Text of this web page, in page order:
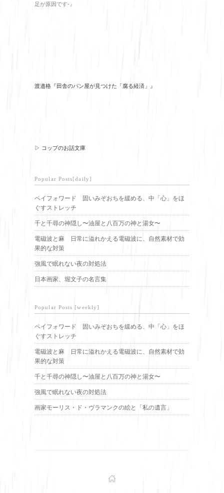
足が原因です-』
渡邉格『田舎のパン屋が見つけた「腐る経済」』
▷ コップのお話文庫
Popular Posts[daily]
ペイフォワード 固いみぞおちを緩める、中「心」をほ
ぐすストレッチ
千と千尋の神隠し〜油屋と八百万の神と湯女〜
電磁波と麻 日常に溢れかえる電磁波に、自然素材で効
果的な対策
強風で眠れない夜の対処法
日本画家、堀文子の名言集
Popular Posts [weekly]
ペイフォワード 固いみぞおちを緩める、中「心」をほ
ぐすストレッチ
電磁波と麻 日常に溢れかえる電磁波に、自然素材で効
果的な対策
千と千尋の神隠し〜油屋と八百万の神と湯女〜
強風で眠れない夜の対処法
画家モーリス・ド・ヴラマンクの絵と「私の遺言」